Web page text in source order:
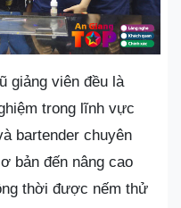
giảng viên đều là
trong lĩnh vực
bartender chuyên
bản đến nâng cao
thời được nếm thử